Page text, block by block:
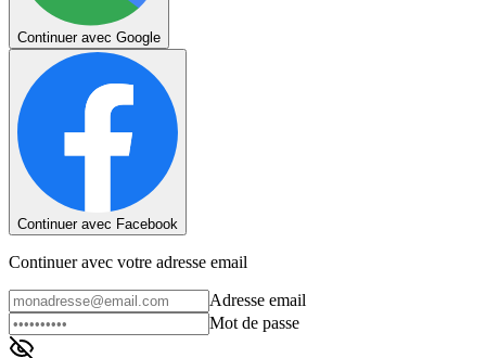
Continuer avec Google
Continuer avec Facebook
Continuer avec votre adresse email
Adresse email
Mot de passe